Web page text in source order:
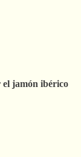
el jamón ibérico